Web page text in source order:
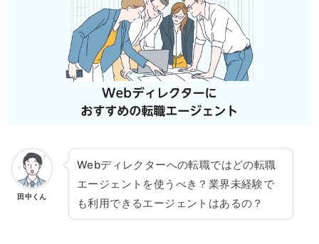
田中くん
Webディレクターへの転職ではどの転職
エージェントを使うべき？業界未経験で
も利用できるエージェントはあるの？